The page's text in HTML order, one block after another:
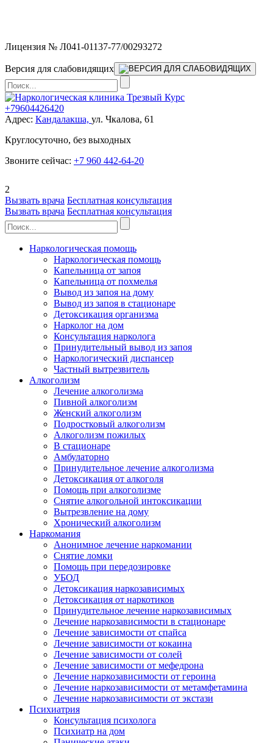
Лицензия № Л041-01137-77/00293272
Версия для слабовидящих
+79604426420
Адрес: Кандалакша, ул. Чкалова, 61
Круглосуточно, без выходных
Звоните сейчас: +7 960 442-64-20
2
Вызвать врача Бесплатная консультация
Вызвать врача Бесплатная консультация
Наркологическая помощь
Наркологическая помощь
Капельница от запоя
Капельница от похмелья
Вывод из запоя на дому
Вывод из запоя в стационаре
Детоксикация организма
Нарколог на дом
Консультация нарколога
Принудительный вывод из запоя
Наркологический диспансер
Частный вытрезвитель
Алкоголизм
Лечение алкоголизма
Пивной алкоголизм
Женский алкоголизм
Подростковый алкоголизм
Алкоголизм пожилых
В стационаре
Амбулаторно
Принудительное лечение алкоголизма
Детоксикация от алкоголя
Помощь при алкоголизме
Снятие алкогольной интоксикации
Вытрезвление на дому
Хронический алкоголизм
Наркомания
Анонимное лечение наркомании
Снятие ломки
Помощь при передозировке
УБОД
Детоксикация наркозависимых
Детоксикация от наркотиков
Принудительное лечение наркозависимых
Лечение наркозависимости в стационаре
Лечение зависимости от спайса
Лечение зависимости от кокаина
Лечение зависимости от солей
Лечение зависимости от мефедрона
Лечение наркозависимости от героина
Лечение наркозависимости от метамфетамина
Лечение наркозависимости от экстази
Психиатрия
Консультация психолога
Психиатр на дом